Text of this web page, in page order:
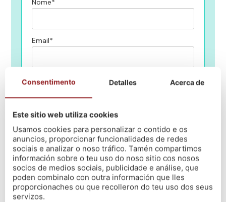
Nome*
Email*
Teléfono*
En qué centro de NÓS queres estudiar?
Mensaxe
Lin e acepto a política de privacidade(Ler)
Consentimento Detalles Acerca de
Este sitio web utiliza cookies
Usamos cookies para personalizar o contido e os
anuncios, proporcionar funcionalidades de redes
sociais e analizar o noso tráfico. Tamén compartimos
información sobre o teu uso do noso sitio cos nosos
socios de medios sociais, publicidade e análise, que
poden combinalo con outra información que lles
proporcionaches ou que recolleron do teu uso dos seus
servizos.